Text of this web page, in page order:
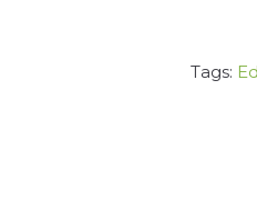
Tags: